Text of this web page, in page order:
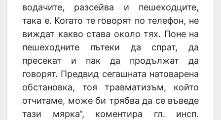
водачите, разсейва и пешеходците,
така е. Когато те говорят по телефон, не
виждат какво става около тях. Поне на
пешеходните пътеки да спрат, да
пресекат и пак да продължат да
говорят. Предвид сегашната натоварена
обстановка, тоя травматизъм, който
отчитаме, може би трябва да се въведе
тази мярка“, коментира гл. инсп.